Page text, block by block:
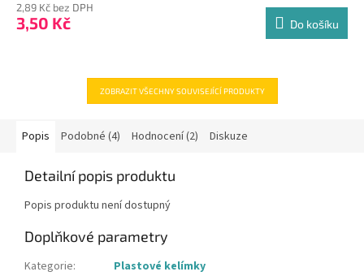
2,89 Kč bez DPH
3,50 Kč Do košíku
ZOBRAZIT VŠECHNY SOUVISEJÍCÍ PRODUKTY
Popis Podobné (4) Hodnocení (2) Diskuze
Detailní popis produktu
Popis produktu není dostupný
Doplňkové parametry
Kategorie:
Plastové kelímky